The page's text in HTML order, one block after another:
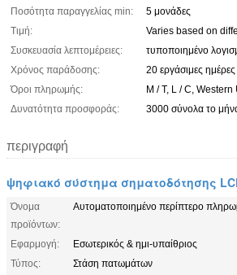
Ποσότητα παραγγελίας min:
5 μονάδες
Τιμή:
Varies based on
Συσκευασία λεπτομέρειες:
τυποποιημένο
Χρόνος παράδοσης:
20 εργάσιμες ημέρες
Όροι πληρωμής:
Μ / Τ, L / C, Western
Δυνατότητα προσφοράς:
3000 σύνολα το
περιγραφή
ψηφιακό σύστημα σηματοδότησης
Όνομα
προϊόντων:
Αυτοματοποιημένο περίπτερο
Εφαρμογή:
Εσωτερικός & ημι-υπαίθριος
Τύπος:
Στάση πατωμάτων